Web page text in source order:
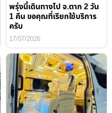
พรุ่งนี้เดินทางไป จ.ตาก 2 วัน
1 คืน ขอคุณที่เรียกใช้บริการ
ครับ
17/07/2026